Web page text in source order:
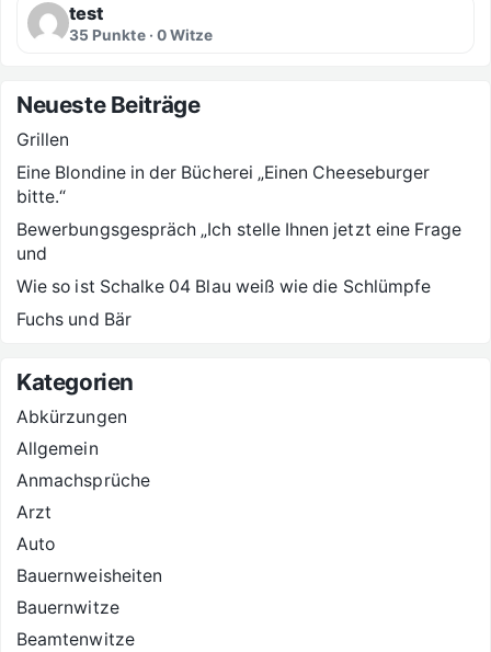
test
35 Punkte · 0 Witze
Neueste Beiträge
Grillen
Eine Blondine in der Bücherei „Einen Cheeseburger
bitte.“
Bewerbungsgespräch „Ich stelle Ihnen jetzt eine Frage
und
Wie so ist Schalke 04 Blau weiß wie die Schlümpfe
Fuchs und Bär
Kategorien
Abkürzungen
Allgemein
Anmachsprüche
Arzt
Auto
Bauernweisheiten
Bauernwitze
Beamtenwitze